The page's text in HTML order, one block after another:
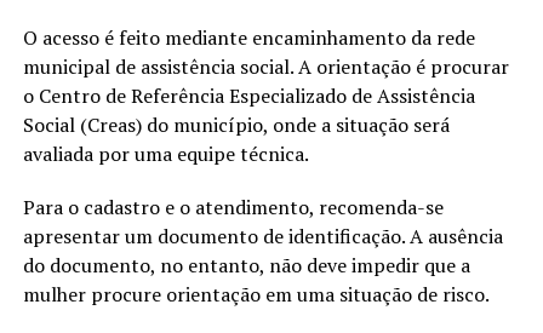
O acesso é feito mediante encaminhamento da rede
municipal de assistência social. A orientação é procurar
o Centro de Referência Especializado de Assistência
Social (Creas) do município, onde a situação será
avaliada por uma equipe técnica.
Para o cadastro e o atendimento, recomenda-se
apresentar um documento de identificação. A ausência
do documento, no entanto, não deve impedir que a
mulher procure orientação em uma situação de risco.